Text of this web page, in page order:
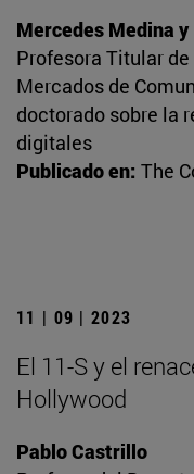
Mercedes Medina
Profesora Titular
Mercados de
doctorado sobre la
digitales
Publicado en: The
11 | 09 | 2023
El 11-S y el
Hollywood
Pablo Castrillo